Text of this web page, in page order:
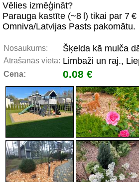
Vēlies izmēģināt?
Parauga kastīte (~8 l) tikai par 7
Omniva/Latvijas Pasts pakomātu.
Nosaukums: Šķelda kā mulča
Atrašanās vieta: Limbaži un raj.,
Cena: 0.08 €